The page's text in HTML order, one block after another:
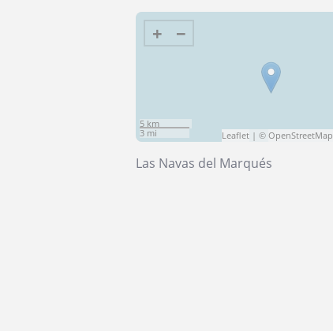
+ −
5 km
3 mi
Leaflet | ©OpenStreetMap
Las Navas del Marqués